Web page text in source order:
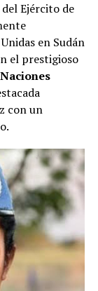
Ejército de
en Sudán
el prestigioso
con un